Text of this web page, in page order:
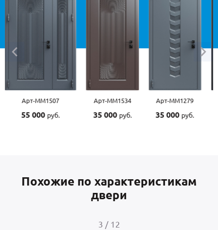
Арт-ММ1534
35 000руб.
Арт-ММ1279
35 000руб.
Арт-ММ1570
45 000руб.
Похожие по характеристикам
двери
4 / 12